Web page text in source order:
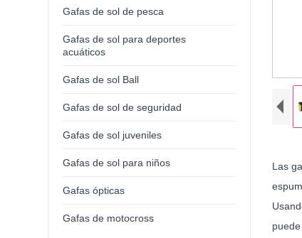
Las
Gafas de sol de pesca
Gafas de sol para deportes
acuáticos
Gafas de sol Ball
Gafas de sol de seguridad
Gafas de sol juveniles
Gafas de sol para niños
Gafas ópticas
Gafas de motocross